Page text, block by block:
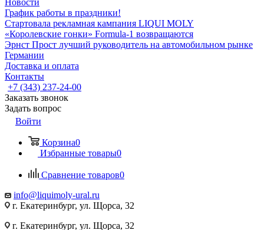
Новости
График работы в праздники!
Стартовала рекламная кампания LIQUI MOLY
«Королевские гонки» Formula-1 возвращаются
Эрнст Прост лучший руководитель на автомобильном рынке
Германии
Доставка и оплата
Контакты
+7 (343) 237-24-00
Заказать звонок
Задать вопрос
Войти
Корзина0
Избранные товары0
Сравнение товаров0
info@liquimoly-ural.ru
г. Екатеринбург, ул. Щорса, 32
г. Екатеринбург, ул. Щорса, 32